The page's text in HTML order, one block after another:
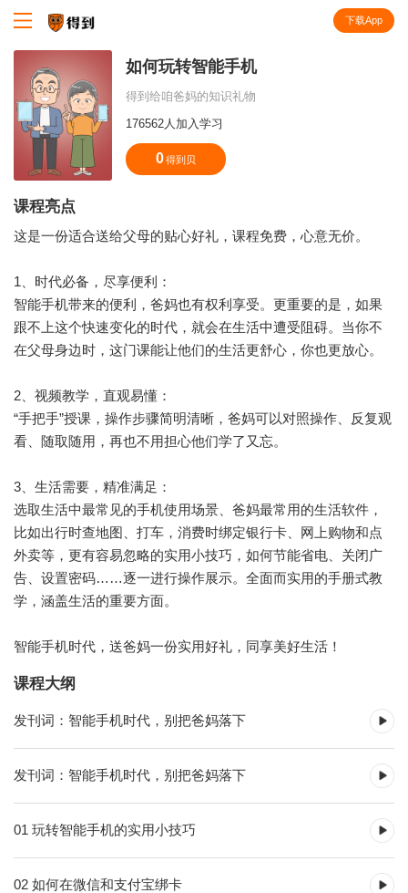
下载App
如何玩转智能手机
得到给咱爸妈的知识礼物
176562人加入学习
0 得到贝
课程亮点
这是一份适合送给父母的贴心好礼，课程免费，心意无价。
1、时代必备，尽享便利：
智能手机带来的便利，爸妈也有权利享受。更重要的是，如果
跟不上这个快速变化的时代，就会在生活中遭受阻碍。当你不
在父母身边时，这门课能让他们的生活更舒心，你也更放心。
2、视频教学，直观易懂：
“手把手”授课，操作步骤简明清晰，爸妈可以对照操作、反复观
看、随取随用，再也不用担心他们学了又忘。
3、生活需要，精准满足：
选取生活中最常见的手机使用场景、爸妈最常用的生活软件，
比如出行时查地图、打车，消费时绑定银行卡、网上购物和点
外卖等，更有容易忽略的实用小技巧，如何节能省电、关闭广
告、设置密码……逐一进行操作展示。全面而实用的手册式教
学，涵盖生活的重要方面。
智能手机时代，送爸妈一份实用好礼，同享美好生活！
课程大纲
发刊词：智能手机时代，别把爸妈落下
发刊词：智能手机时代，别把爸妈落下
01 玩转智能手机的实用小技巧
02 如何在微信和支付宝绑卡